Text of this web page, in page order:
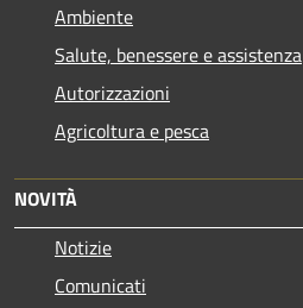
Ambiente
Salute, benessere e assistenza
Autorizzazioni
Agricoltura e pesca
NOVITÀ
Notizie
Comunicati